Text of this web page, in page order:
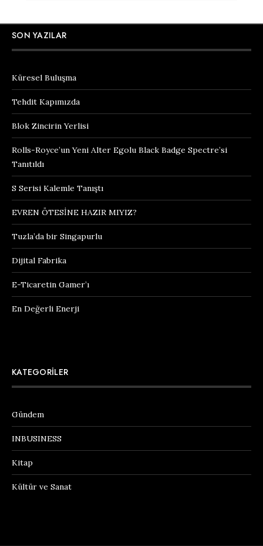
SON YAZILAR
Küresel Buluşma
Tehdit Kapımızda
Blok Zincirin Yerlisi
Rolls-Royce’un Yeni Alter Egolu Black Badge Spectre’si
Tanıtıldı
S Serisi Kalemle Tanıştı
EVREN ÖTESİNE HAZIR MIYIZ?
Tuzla’da bir Singapurlu
Dijital Fabrika
E-Ticaretin Gamer’ı
En Değerli Enerji
KATEGORILER
Gündem
INBUSINESS
Kitap
Kültür ve Sanat